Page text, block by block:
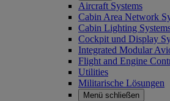
Aircraft Systems
Cabin Area Network
Cabin Lighting
Cockpit und Display
Integrated Modular
Flight and Engine
Utilities
Militarische Lösungen
Menü schließen